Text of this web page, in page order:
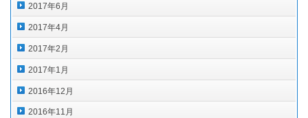
2017年6月
2017年4月
2017年2月
2017年1月
2016年12月
2016年11月